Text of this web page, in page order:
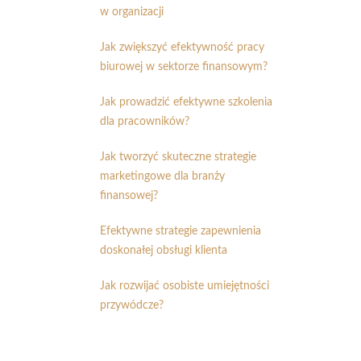
w organizacji
Jak zwiększyć efektywność pracy
biurowej w sektorze finansowym?
Jak prowadzić efektywne szkolenia
dla pracowników?
Jak tworzyć skuteczne strategie
marketingowe dla branży
finansowej?
Efektywne strategie zapewnienia
doskonałej obsługi klienta
Jak rozwijać osobiste umiejętności
przywódcze?